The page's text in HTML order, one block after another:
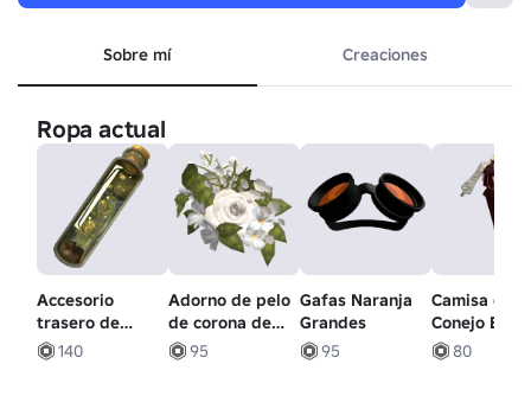
Sobre mí Creaciones
Ropa actual
Accesorio
trasero de
terrario
vintage de
140
Adorno de pelo
de corona de
flor salvaje en
blanco
95
Gafas Naranja
Grandes
95
Camisa de
Conejo
Rojo
80